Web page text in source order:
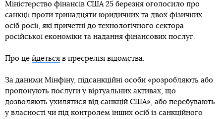
Міністерство фінансів США 25 березня оголосило про
санкції проти тринадцяти юридичних та двох фізичних
осіб росії, які причетні до технологічного сектора
російської економіки та надання фінансових послуг.
Про це йдеться в пресрелізі відомства.
За даними Мінфіну, підсанкційні особи «розробляють або
пропонують послуги у віртуальних активах, що
дозволяють ухилятися від санкцій США», або перебувають
у власності чи під контролем інших осіб із санкційного